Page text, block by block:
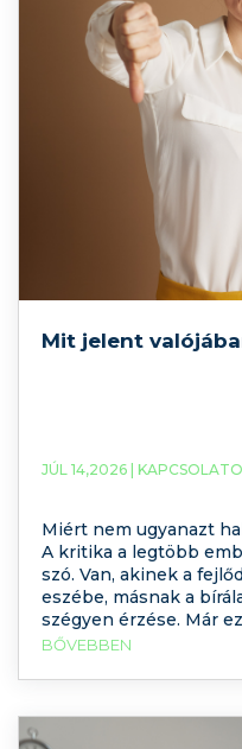
Mit jelent
JÚL 14,2026 |
Miért nem ugyanazt
A kritika a legtöbb
szó. Van, akinek a
eszébe, másnak a
szégyen érzése. Már
nem lehet úgy
fogalmazunk meg,
BŐVEBBEN